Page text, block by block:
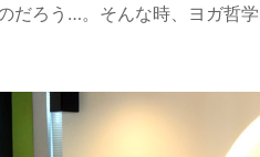
だろう…。そんな時、ヨガ哲